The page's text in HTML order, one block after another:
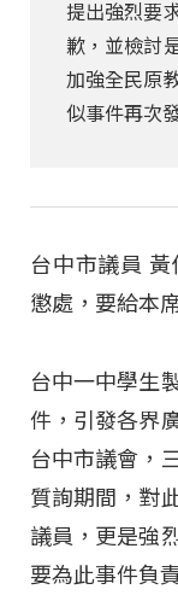
提出強烈要
歉，並檢討
加強全民原
似事件再次
台中市議員
懲處，要給本
台中一中學生
件，引發各界
台中市議會，
質詢期間，對
議員，更是強
要為此事件負